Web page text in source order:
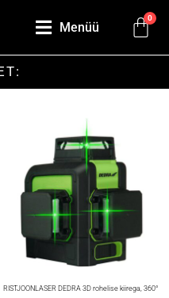
Menüü
0
RISTJOONLASER DEDRA 3D rohelise kiirega, 360°